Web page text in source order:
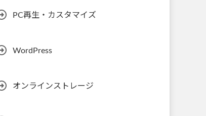
PC再生・カスタマイズ
WordPress
オンラインストレージ